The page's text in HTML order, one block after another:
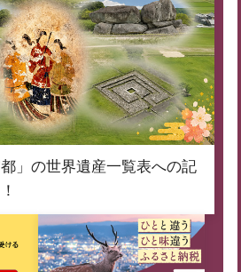
都」の世界遺産一覧表への記